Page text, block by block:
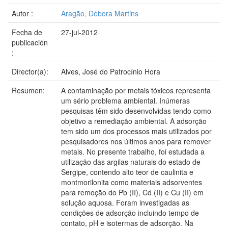
Autor :
Aragão, Débora Martins
Fecha de
publicación
:
27-jul-2012
Director(a):
Alves, José do Patrocínio Hora
Resumen:
A contaminação por metais tóxicos representa
um sério problema ambiental. Inúmeras
pesquisas têm sido desenvolvidas tendo como
objetivo a remediação ambiental. A adsorção
tem sido um dos processos mais utilizados por
pesquisadores nos últimos anos para remover
metais. No presente trabalho, foi estudada a
utilização das argilas naturais do estado de
Sergipe, contendo alto teor de caulinita e
montmorilonita como materiais adsorventes
para remoção do Pb (II), Cd (II) e Cu (II) em
solução aquosa. Foram investigadas as
condições de adsorção incluindo tempo de
contato, pH e isotermas de adsorção. Na